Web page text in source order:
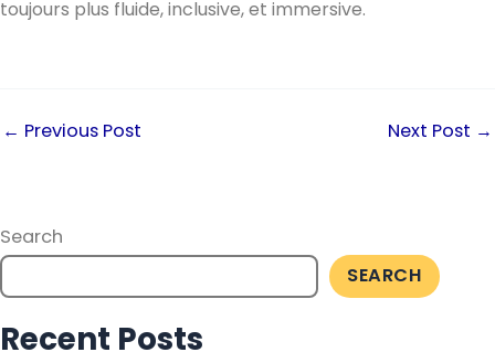
toujours plus fluide, inclusive, et immersive.
← Previous Post Next Post →
Search
SEARCH
Recent Posts